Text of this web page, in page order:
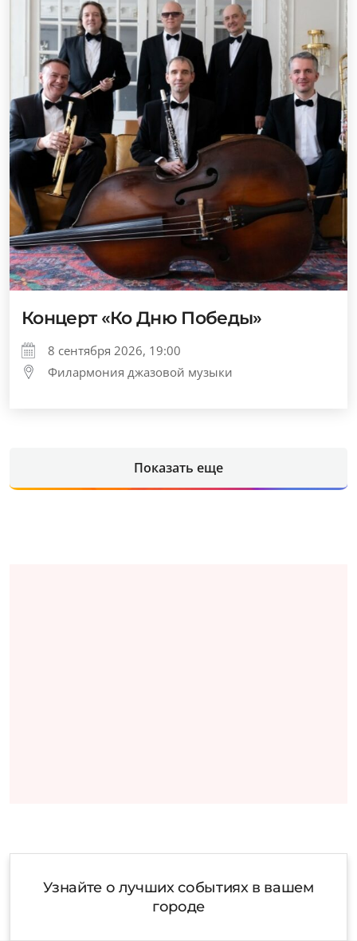
Концерт «Ко Дню Победы»
8 сентября 2026, 19:00
Филармония джазовой музыки
Показать еще
Узнайте о лучших событиях в вашем
городе